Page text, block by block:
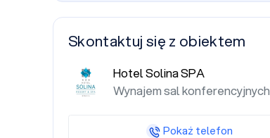
Skontaktuj się z obiektem
Hotel Solina SPA
Wynajem sal konferencyjnych
Pokaż telefon